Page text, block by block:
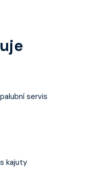
servis
kajuty